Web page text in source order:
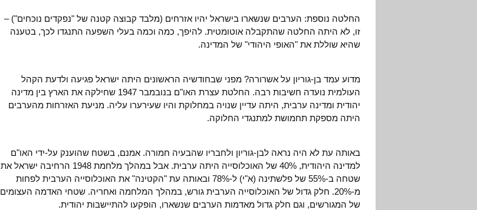
החלטה נוספת: הערבים שנשארו בישראל יהיו אזרחים (מלבד קבוצה קטנה של "נפקדים נוכחים") –
זו, לא היתה החלטה שהתקבלה אוטומטית. להיפך, כמה וכמה בעלי השפעה התנגדו לכך, בטענה
שהיא שוללת את "האופי היהודי" של המדינה.
מדוע עמד בן-גוריון על אשרורה? מפני שבחודשיה הראשונים היתה ישראל פגיעה ולדעת הקהל
העולמית נועדה חשיבות רבה. החלטת עצרת האו"ם בנובמבר 1947 שחילקה את הארץ בין מדינה
יהודית ומדינה ערבית, היתה עדיין שנויה במחלוקת והיו שעירערו עליה. מניעת האזרחות מהערבים
היתה מספקת תחמושת למתנגדי החלוקה.
באותה עת לא היה נראה לבן-גוריון ולחבריו שהבעיה חמורה. אמנם, בשטח שהוענק על-ידי האו"ם
למדינה היהודית, 40% של האוכלוסייה היתה ערבית. אבל במהלך מלחמת 1948 הרחיבה ישראל את
שטחה ב-55% של פלשתינה (א"י) ל-78% ובאותה עת "הקטינה" את האוכלוסייה הערבית לפחות
מ-20%. חלק גדול של האוכלוסייה הערבית גורש, במהלך המלחמה ואחריה. שטחי האדמה העצומים
של המגורשים, וגם חלק גדול מאדמות הערבים שנשארו, הופקעו להתיישבות יהודית.